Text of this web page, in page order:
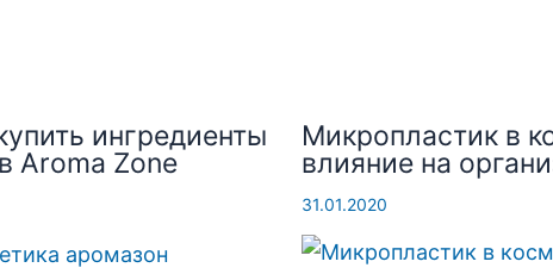
ингредиенты
Aroma Zone
Микропластик в
влияние на
31.01.2020